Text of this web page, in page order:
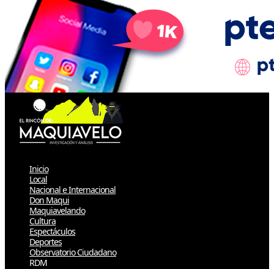
Inicio
Local
Nacional e Internacional
Don Maqui
Maquiavelando
Cultura
Espectáculos
Deportes
Observatorio Ciudadano
RDM